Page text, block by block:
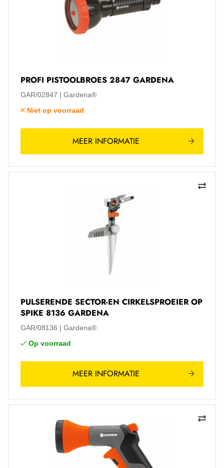
PROFI PISTOOLBROES 2847 GARDENA
GAR/02847
Gardena®
Niet op voorraad
MEER INFORMATIE
PULSERENDE SECTOR-EN CIRKELSPROEIER OP
SPIKE 8136 GARDENA
GAR/08136
Gardena®
Op voorraad
MEER INFORMATIE